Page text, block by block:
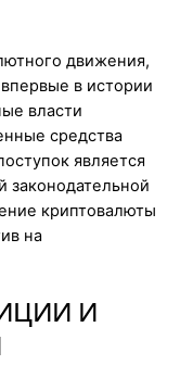
движения,
в истории
власти
средства
является
законодательной
криптовалюты
на
И